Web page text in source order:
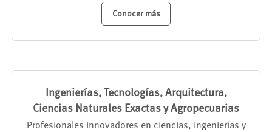
Conocer más
Ingenierías, Tecnologías, Arquitectura,
Ciencias Naturales Exactas y Agropecuarias
Profesionales innovadores en ciencias, ingenierías y